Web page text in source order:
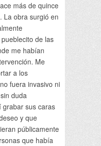
más de quince
. La obra surgió en
de las
me habían
Me
a los
fuera invasivo ni
duda
grabar sus caras
y que
públicamente
que había